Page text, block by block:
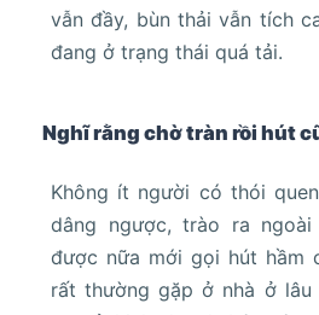
vẫn đầy, bùn thải vẫn tích
đang ở trạng thái quá tải.
Nghĩ rằng chờ tràn rồi hút
Không ít người có thói
dâng ngược, trào ra
được nữa mới gọi hút hầm
rất thường gặp ở nhà ở lâu